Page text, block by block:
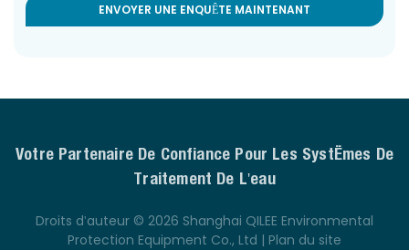
ENVOYER UNE ENQUÊTE MAINTENANT
Votre Partenaire De Confiance Pour Les Systèmes De
Traitement De L'eau
Droits d'auteur © 2026 Shanghai QILEE Environmental
Protection Equipment Co., Ltd | Plan du site